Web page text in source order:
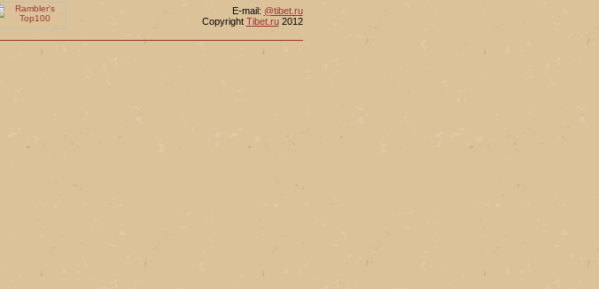
Е-mail: @tibet.ru
Copyright Tibet.ru2012